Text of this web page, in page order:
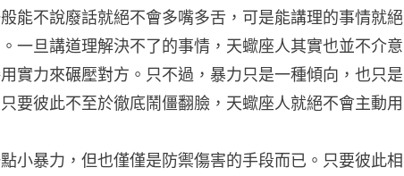
不說廢話就絕不會多嘴多舌，可是能講理的事情就絕
一旦講道理解決不了的事情，天蠍座人其實也並不介意
實力來碾壓對方。只不過，暴力只是一種傾向，也只是
要彼此不至於徹底鬧僵翻臉，天蠍座人就絕不會主動用
暴力，但也僅僅是防禦傷害的手段而已。只要彼此相